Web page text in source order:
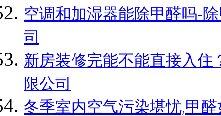
空调和加湿器能除甲醛吗-
司
新房装修完能不能直接入
限公司
冬季室内空气污染堪忧,甲